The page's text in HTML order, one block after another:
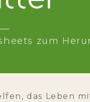
zum
das Leben